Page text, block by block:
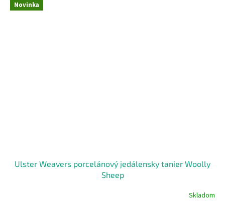
Novinka
Ulster Weavers porcelánový jedálensky tanier Woolly
Sheep
Skladom